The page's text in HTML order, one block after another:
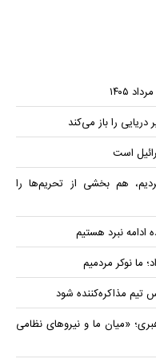
را باز می‌کند
است
هم بخشی از تحریم‌ها را
ادامه نبرد هستیم
ما نوکر مردمیم
تیم مذاکره‌کننده شود
«میان ما و نیروهای نظامی